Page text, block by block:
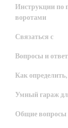
Инструкции по
воротами
Связаться с
Вопросы и
Как
Умный гараж
Общие вопросы